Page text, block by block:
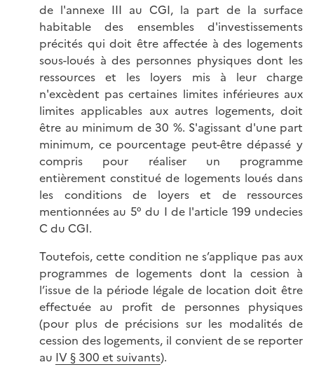
de l'annexe III au CGI, la part de la surface
habitable des ensembles d'investissements
précités qui doit être affectée à des logements
sous-loués à des personnes physiques dont les
ressources et les loyers mis à leur charge
n'excèdent pas certaines limites inférieures aux
limites applicables aux autres logements, doit
être au minimum de 30 %. S'agissant d'une part
minimum, ce pourcentage peut-être dépassé y
compris pour réaliser un programme
entièrement constitué de logements loués dans
les conditions de loyers et de ressources
mentionnées au 5° du I de l'article 199 undecies
C du CGI.
Toutefois, cette condition ne s’applique pas aux
programmes de logements dont la cession à
l’issue de la période légale de location doit être
effectuée au profit de personnes physiques
(pour plus de précisions sur les modalités de
cession des logements, il convient de se reporter
au IV § 300 et suivants).